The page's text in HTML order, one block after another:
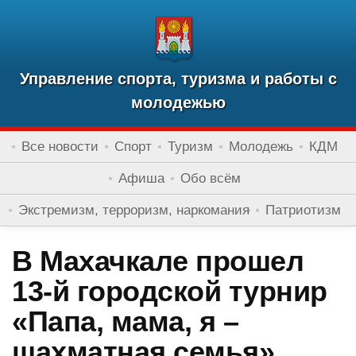
Управление спорта, туризма и работы с
молодежью
Все новости Спорт Туризм Молодежь КДМ
Афиша Обо всём
Экстремизм, терроризм, наркомания Патриотизм
В Махачкале прошел
13-й городской турнир
«Папа, мама, я –